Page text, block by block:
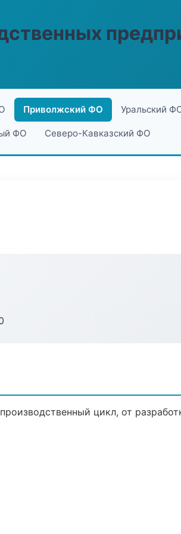
Приволжский ФО Уральский
ФО Северо-Кавказский ФО
цикл, от